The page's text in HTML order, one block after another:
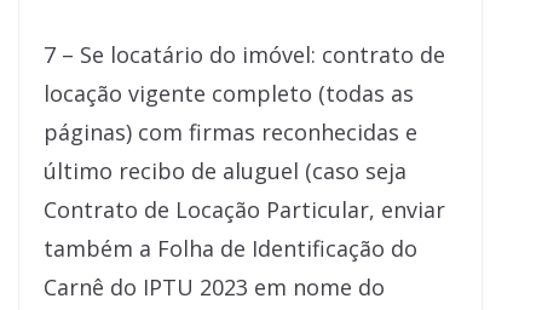
7 – Se locatário do imóvel: contrato de
locação vigente completo (todas as
páginas) com firmas reconhecidas e
último recibo de aluguel (caso seja
Contrato de Locação Particular, enviar
também a Folha de Identificação do
Carnê do IPTU 2023 em nome do